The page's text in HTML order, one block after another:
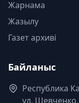
Жарнама
Жазылу
Газет архиві
Байланыс
Республика
ул. Шевченко,